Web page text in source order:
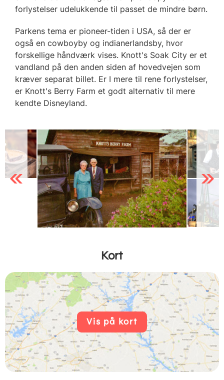
forlystelser udelukkende til passet de mindre børn.
Parkens tema er pioneer-tiden i USA, så der er
også en cowboyby og indianerlandsby, hvor
forskellige håndværk vises. Knott's Soak City er et
vandland på den anden siden af hovedvejen som
kræver separat billet. Er I mere til rene forlystelser,
er Knott's Berry Farm et godt alternativ til mere
kendte Disneyland.
Previous Next
Kort
Vis på kort